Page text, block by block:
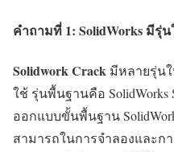
คำถามที่ 1: SolidWorks มีรุ่
Solidwork Crack มีหลายรุ่น
ใช้ รุ่นพื้นฐานคือ
ออกแบบขั้นพื้นฐาน
สามารถในการจำลองและกา